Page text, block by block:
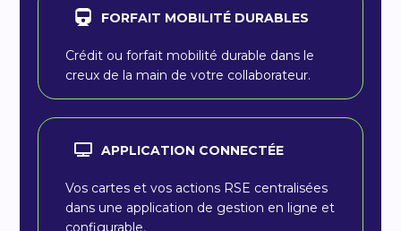
FORFAIT MOBILITÉ DURABLES
Crédit ou forfait mobilité durable dans le
creux de la main de votre collaborateur.
APPLICATION CONNECTÉE
Vos cartes et vos actions RSE centralisées
dans une application de gestion en ligne et
configurable.